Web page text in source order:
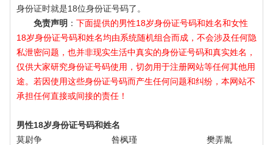
身份证时就是18位身份证号码了。
免责声明 ： 下面提供的男性18岁身份证号码和姓名和女性
18岁身份证号码和姓名均由系统随机组合而成，不会涉及任何隐
私泄密问题，也并非现实生活中真实的身份证号码和真实姓名，
仅供大家研究身份证号码使用，切勿用于注册网站等任何其他用
途。若因使用这些身份证号码而产生任何问题和纠纷，本网站不
承担任何直接或间接的责任！
男性18岁身份证号码和姓名
莫尉争
咎枫瑾
樊弄胤